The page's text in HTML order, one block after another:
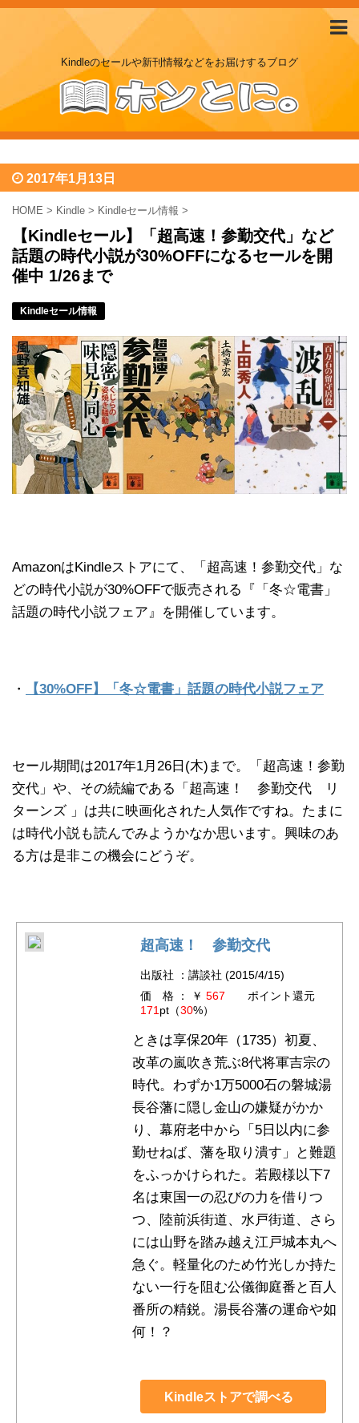
Kindleのセールや新刊情報などをお届けするブログ
2017年1月13日
HOME > Kindle > Kindleセール情報 >
【Kindleセール】「超高速！参勤交代」など
話題の時代小説が30%OFFになるセールを開
催中 1/26まで
Kindleセール情報
AmazonはKindleストアにて、「超高速！参勤交代」な
どの時代小説が30%OFFで販売される『「冬☆電書」
話題の時代小説フェア』を開催しています。
・ 【30%OFF】「冬☆電書」話題の時代小説フェア
セール期間は2017年1月26日(木)まで。「超高速！参勤
交代」や、その続編である「超高速！ 参勤交代 リ
ターンズ 」は共に映画化された人気作ですね。たまに
は時代小説も読んでみようかなか思います。興味のあ
る方は是非この機会にどうぞ。
超高速！ 参勤交代
出版社 ：講談社 (2015/4/15)
価 格 ： ￥ 567 ポイント還元
171pt（30%）
ときは享保20年（1735）初夏、
改革の嵐吹き荒ぶ8代将軍吉宗の
時代。わずか1万5000石の磐城湯
長谷藩に隠し金山の嫌疑がかか
り、幕府老中から「5日以内に参
勤せねば、藩を取り潰す」と難題
をふっかけられた。若殿様以下7
名は東国一の忍びの力を借りつ
つ、陸前浜街道、水戸街道、さら
には山野を踏み越え江戸城本丸へ
急ぐ。軽量化のため竹光しか持た
ない一行を阻む公儀御庭番と百人
番所の精鋭。湯長谷藩の運命や如
何！？
Kindleストアで調べる